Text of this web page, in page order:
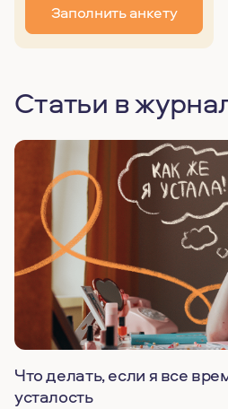
Заполнить анкету
Статьи в
Что делать, если я все
усталость